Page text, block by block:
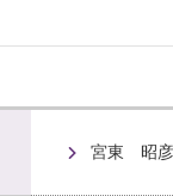
宮東 昭彦